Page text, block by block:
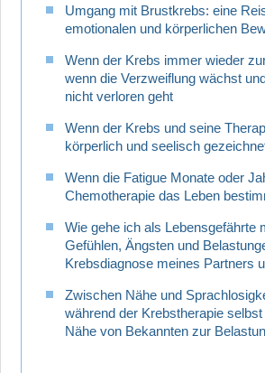
Umgang mit Brustkrebs: eine
emotionalen und körperlichen
Wenn der Krebs immer wieder
wenn die Verzweiflung wächst
nicht verloren geht
Wenn der Krebs und seine
körperlich und seelisch
Wenn die Fatigue Monate oder
Chemotherapie das Leben
Wie gehe ich als Lebensgefährte
Gefühlen, Ängsten und
Krebsdiagnose meines Partners
Zwischen Nähe und
während der Krebstherapie
Nähe von Bekannten zur